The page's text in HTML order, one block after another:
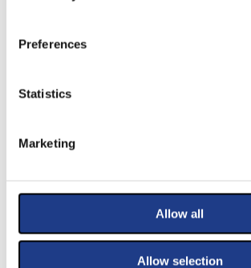
Preferences
Statistics
Marketing
Allow all
Allow selection
VIDEÓK